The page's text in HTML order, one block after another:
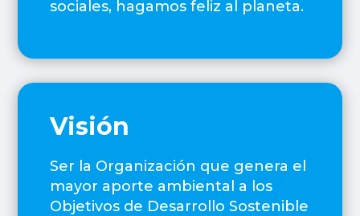
sociales, hagamos feliz al planeta.
Visión
Ser la Organización que genera el
mayor aporte ambiental a los
Objetivos de Desarrollo Sostenible